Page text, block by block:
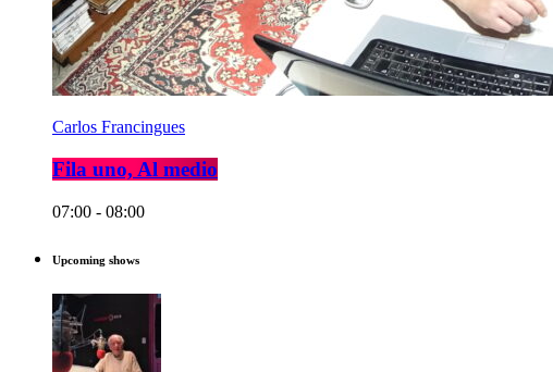
Carlos Francingues
Fila uno, Al medio
07:00 - 08:00
Upcoming shows